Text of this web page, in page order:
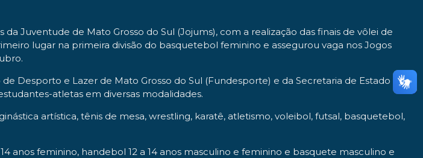
Juventude de Mato Grosso do Sul (Jojums), com a realização das finais de vôlei de
lugar na primeira divisão do basquetebol feminino e assegurou vaga nos Jogos
Desporto e Lazer de Mato Grosso do Sul (Fundesporte) e da Secretaria de Estado de
atletas em diversas modalidades.
artística, tênis de mesa, wrestling, karatê, atletismo, voleibol, futsal, basquetebol,
anos feminino, handebol 12 a 14 anos masculino e feminino e basquete masculino e